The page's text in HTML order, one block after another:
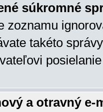
súkromné
zoznamu
takéto
a otravný e-